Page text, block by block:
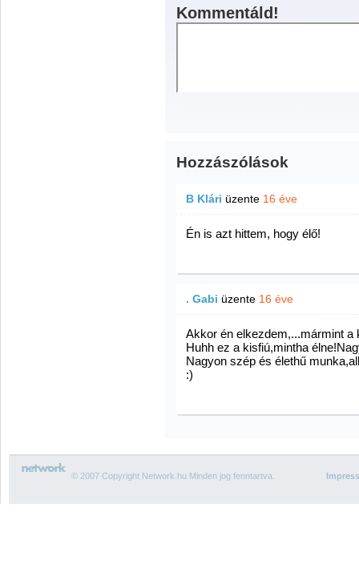
Kommentáld!
Hozzászólások
B Klári üzente 16 éve
Én is azt hittem, hogy élő!
. Gabi üzente 16 éve
Akkor én elkezdem,...mármint a
Huhh ez a kisfiú,mintha
Nagyon szép és élethű
:)
© 2007 Copyright Network.hu Minden jog fenntartva.